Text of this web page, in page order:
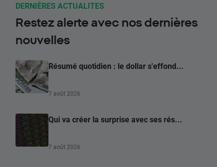
DERNIÈRES ACTUALITES
Restez alerte avec nos dernières
nouvelles
Résumé quotidien : le dollar s'effond...
7 août 2026
Qui va créer la surprise avec ses rés...
7 août 2026